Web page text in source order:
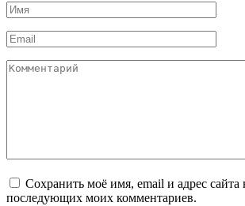
Имя
*
Email
*
Комментарий
Сохранить моё имя, email и адрес сайта
последующих моих комментариев.